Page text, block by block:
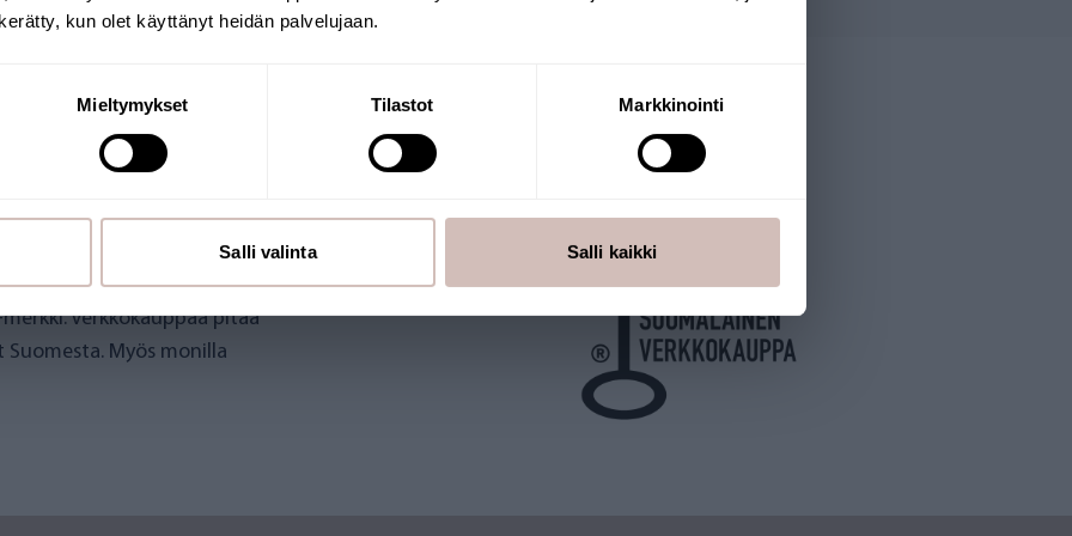
kun olet käyttänyt heidän palvelujaan.
Mieltymykset Tilastot Markkinointi
Salli valinta Salli kaikki
Verkkokauppaa pitää
Myös monilla